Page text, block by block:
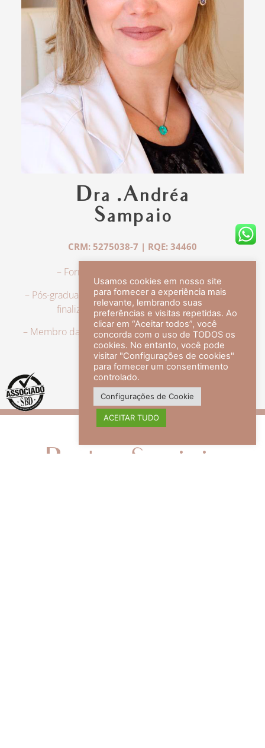
Dra .Andréa
Sampaio
CRM: 5275038-7 | RQE: 34460
– Formação em Medicina pela UFRJ.
– Pós-graduação em Dermatologia pela UFRJ, tendo
finalizado a especialização em 2007.
– Membro da Sociedade Brasileira de Dermatologia,
com título de especialista.
veja mais +
Redes Sociais
Usamos cookies em nosso site
para fornecer a experiência mais
relevante, lembrando suas
preferências e visitas repetidas. Ao
clicar em “Aceitar todos”, você
concorda com o uso de TODOS os
cookies. No entanto, você pode
visitar "Configurações de cookies"
para fornecer um consentimento
controlado.
Configurações de Cookie
ACEITAR TUDO